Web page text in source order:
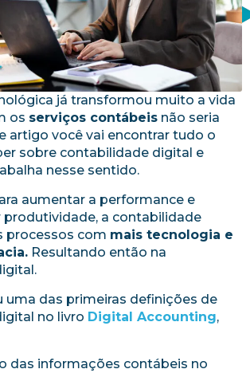
já transformou muito a vida
os serviços contábeis não seria
artigo você vai encontrar tudo o
sobre contabilidade digital e
nesse sentido.
aumentar a performance e
produtividade, a contabilidade
processos com mais tecnologia e
Resultando então na
uma das primeiras definições de
no livro Digital Accounting,
das informações contábeis no